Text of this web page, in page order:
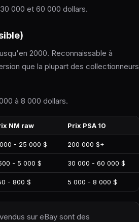
000 et 60 000 dollars.
2000. Reconnaissable à
que la plupart des collectionneurs
à 8 000 dollars.
NM raw Prix PSA 10
- 25 000 $ 200 000 $+
- 5 000 $ 30 000 - 60 000 $
- 800 $ 5 000 - 8 000 $
sur eBay sont des